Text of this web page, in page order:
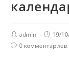
admin 19/
0 комментариев